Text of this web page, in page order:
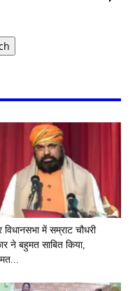
विधानसभा में सम्राट चौधरी
ने बहुमत साबित किया,